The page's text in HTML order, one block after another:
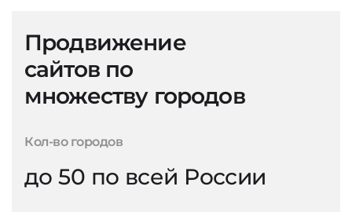
Продвижение
сайтов по
множеству городов
Кол-во городов
до 50 по всей России